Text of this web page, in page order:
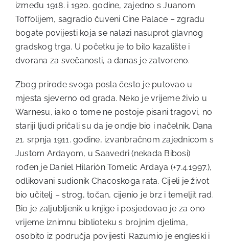
između 1918. i 1920. godine, zajedno s Juanom
Toffolijem, sagradio čuveni Cine Palace – zgradu
bogate povijesti koja se nalazi nasuprot glavnog
gradskog trga. U početku je to bilo kazalište i
dvorana za svečanosti, a danas je zatvoreno.
Zbog prirode svoga posla često je putovao u
mjesta sjeverno od grada. Neko je vrijeme živio u
Warnesu, iako o tome ne postoje pisani tragovi, no
stariji ljudi pričali su da je ondje bio i načelnik. Dana
21. srpnja 1911. godine, izvanbračnom zajednicom s
Justom Ardayom, u Saavedri (nekada Bibosi)
rođen je Daniel Hilarión Tomelic Ardaya (+7.4.1997.),
odlikovani sudionik Chacoskoga rata. Cijeli je život
bio učitelj – strog, točan, cijenio je brz i temeljit rad.
Bio je zaljubljenik u knjige i posjedovao je za ono
vrijeme iznimnu biblioteku s brojnim djelima,
osobito iz područja povijesti. Razumio je engleski i